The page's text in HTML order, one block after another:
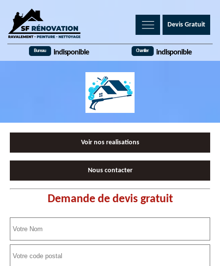
Devis Gratuit
Bureau indisponible Chantier indisponible
Voir nos realisations
Nous contacter
Demande de devis gratuit